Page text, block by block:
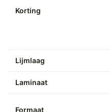
Korting
Lijmlaag
Laminaat
Formaat